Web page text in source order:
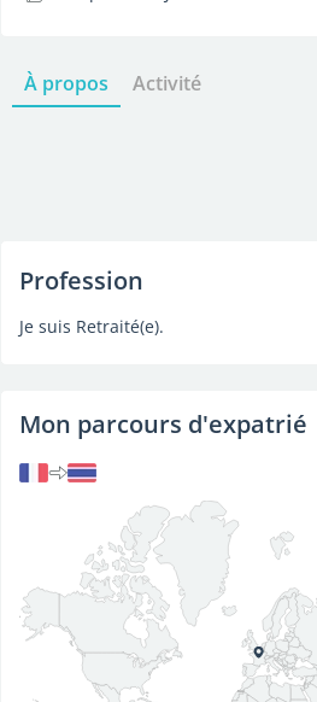
À propos Activité
Profession
Je suis Retraité(e).
Mon parcours d'expatrié